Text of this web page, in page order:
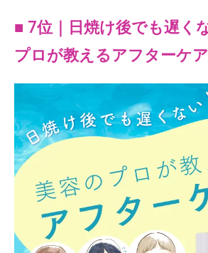
■ 7位｜日焼け後でも遅く
プロが教えるアフターケア